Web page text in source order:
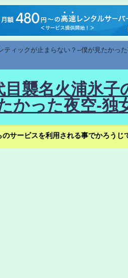
ィックが止まらない？--僕が見たか
襲名火浦氷
かった夜空-独
サービスを利用される事でかろう